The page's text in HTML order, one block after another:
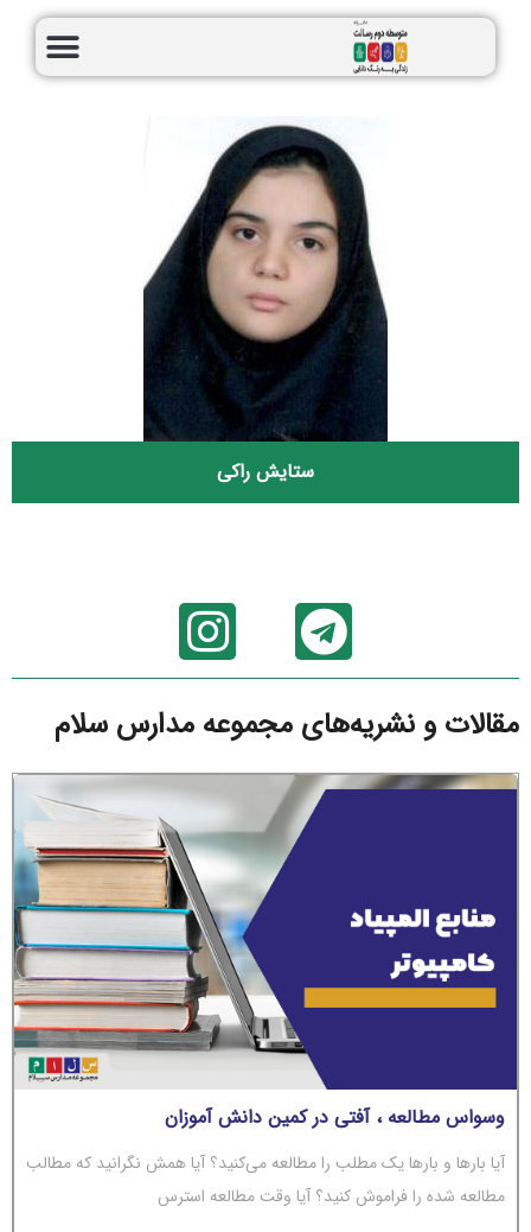
ستایش راکی
مقالات و نشریه‌های مجموعه مدارس سلام
وسواس مطالعه ، آفتی در کمین دانش آموزان
آیا بارها و بارها یک مطلب را مطالعه می‌کنید؟ آیا همش نگرانید که مطالب
مطالعه شده را فراموش کنید؟ آیا وقت مطالعه استرس